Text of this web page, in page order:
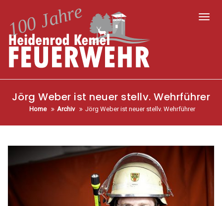
Jörg Weber ist neuer stellv. Wehrführer
Home Archiv Jörg Weber ist neuer stellv. Wehrführer